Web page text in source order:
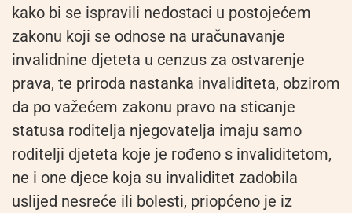
kako bi se ispravili nedostaci u postojećem
zakonu koji se odnose na uračunavanje
invalidnine djeteta u cenzus za ostvarenje
prava, te priroda nastanka invaliditeta, obzirom
da po važećem zakonu pravo na sticanje
statusa roditelja njegovatelja imaju samo
roditelji djeteta koje je rođeno s invaliditetom,
ne i one djece koja su invaliditet zadobila
uslijed nesreće ili bolesti, priopćeno je iz